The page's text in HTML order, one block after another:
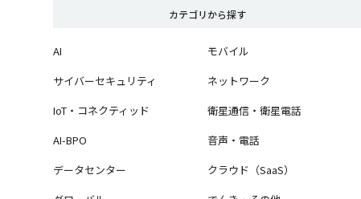
カテゴリから探す
AI
サイバーセキュリティ
IoT・コネクティッド
AI-BPO
データセンター
モバイル
ネットワーク
衛星通信・衛星電話
音声・電話
クラウド（SaaS）